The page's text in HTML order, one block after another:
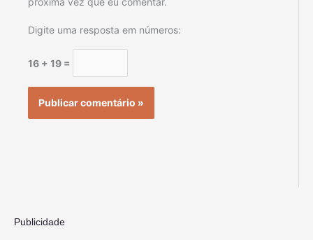
Digite uma resposta em números:
16 + 19 =
Publicidade